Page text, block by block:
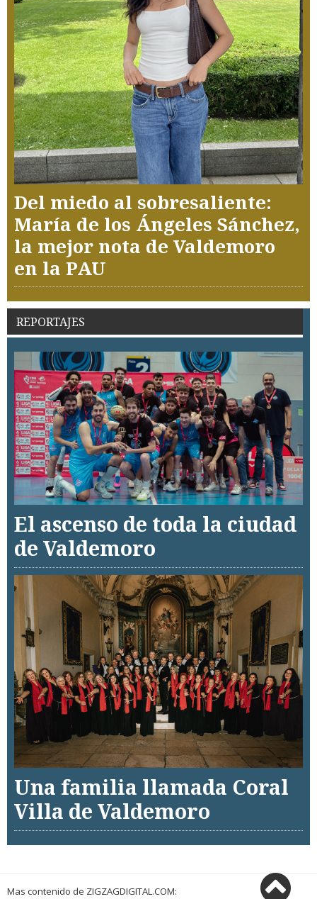
Del miedo al sobresaliente:
María de los Ángeles Sánchez,
la mejor nota de Valdemoro
en la PAU
REPORTAJES
El ascenso de toda la ciudad
de Valdemoro
Una familia llamada Coral
Villa de Valdemoro
Mas contenido de ZIGZAGDIGITAL.COM: